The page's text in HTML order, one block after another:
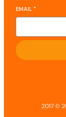
EMAIL *
2017 ©